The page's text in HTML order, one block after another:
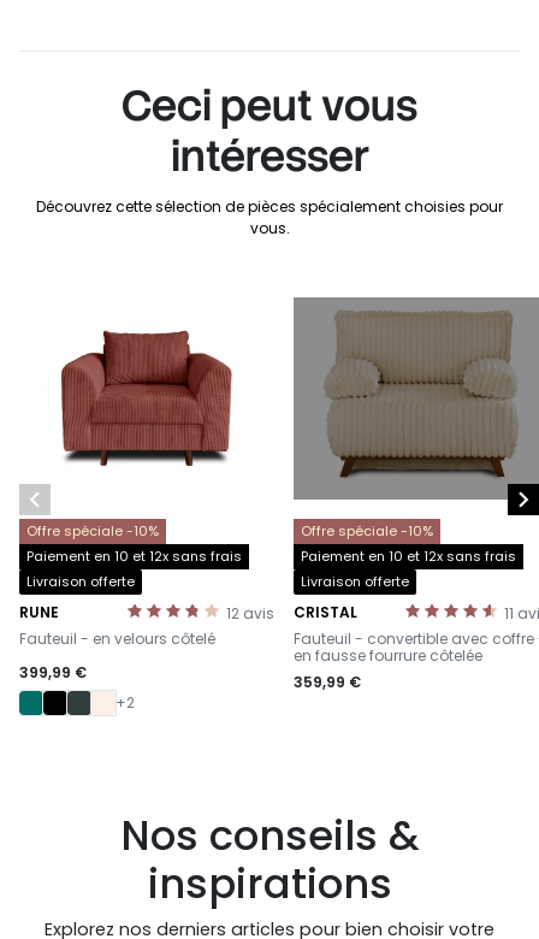
Ceci peut vous
intéresser
Découvrez cette sélection de pièces spécialement choisies pour
vous.
Offre spéciale -10%
Paiement en 10 et 12x sans frais
Livraison offerte
12 avis
RUNE
-
Fauteuil - en velours côtelé
399,99 €
+2
Offre spéciale -10%
Paiement en 10 et 12x sans frais
Livraison offerte
11
CRISTAL
-
Fauteuil - convertible avec
en fausse fourrure côtelée
359,99 €
 
Nos conseils &
inspirations
Explorez nos derniers articles pour bien choisir votre